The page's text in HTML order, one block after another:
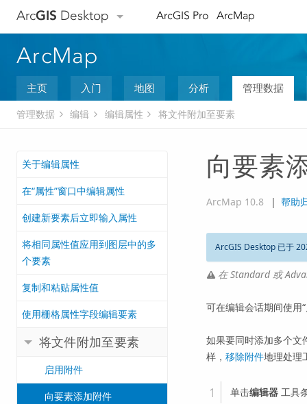
ArcGIS Desktop ArcGIS Pro ArcMap
ArcMap
主页 入门 地图 分析 管理数据
管理数据 编辑 编辑属性 将文件附加至要素
关于编辑属性
在“属性”窗口中编辑属性
创建新要素后立即输入属性
将相同属性值应用到图层中的多
个要素
复制和粘贴属性值
使用栅格属性字段编辑要素
将文件附加至要素
启用附件
向要素添加附件
向要素
ArcMap 10.8 | 帮助
ArcGIS Desktop 已于
在 Standard 或
可在编辑会话期间使用
如果要同时添加多个文
样， 移除附件地理处理
单击编辑器工具